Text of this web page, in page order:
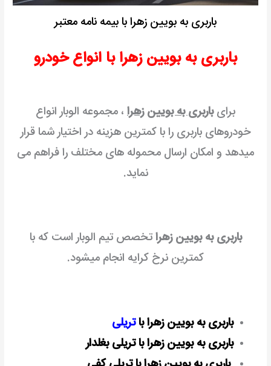
باربری به بویین زهرا با بیمه نامه معتبر
باربری به بویین زهرا با انواع خودرو
برایباربری به بویین زهرا ، مجموعه الوبار انواع
خودروهای باربری را با کمترین هزینه در اختیار شما قرار
میدهد و امکان ارسال محموله های مختلف را فراهم می
نماید.
باربری به بویین زهراتخصص تیم الوبار است که با
کمترین نرخ کرایه انجام میشود.
باربری به بویین زهرا باتریلی
باربری به بویین زهرا با تریلی بغلدار